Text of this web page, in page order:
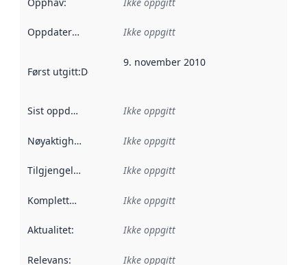
Oppdateringsfrekvens :
Ikke oppgitt
Først utgitt:Denne datoen sier når dataene i dette
9. november 2010
Sist oppdatert Ikke oppgitt
Nøyaktighet Ikke oppgitt
Tilgjengelighet Ikke oppgitt
Kompletthet Ikke oppgitt
Aktualitet: Ikke oppgitt
Relevans: Ikke oppgitt